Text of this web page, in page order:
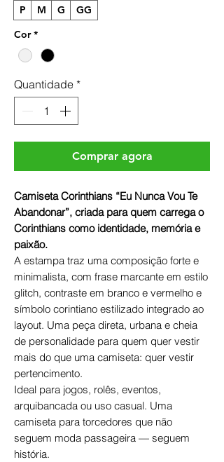
P
M G
GG
Cor *
Quantidade *
Comprar agora
Camiseta Corinthians “Eu Nunca Vou Te
Abandonar”, criada para quem carrega o
Corinthians como identidade, memória e
paixão.
A estampa traz uma composição forte e
minimalista, com frase marcante em estilo
glitch, contraste em branco e vermelho e
símbolo corintiano estilizado integrado ao
layout. Uma peça direta, urbana e cheia
de personalidade para quem quer vestir
mais do que uma camiseta: quer vestir
pertencimento.
Ideal para jogos, rolês, eventos,
arquibancada ou uso casual. Uma
camiseta para torcedores que não
seguem moda passageira — seguem
história.